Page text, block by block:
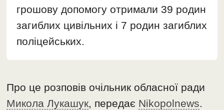
грошову допомогу отримали 39 родин
загиблих цивільних і 7 родин загиблих
поліцейських.
Про це розповів очільник обласної ради
Микола Лукашук, передає Nikopolnews.